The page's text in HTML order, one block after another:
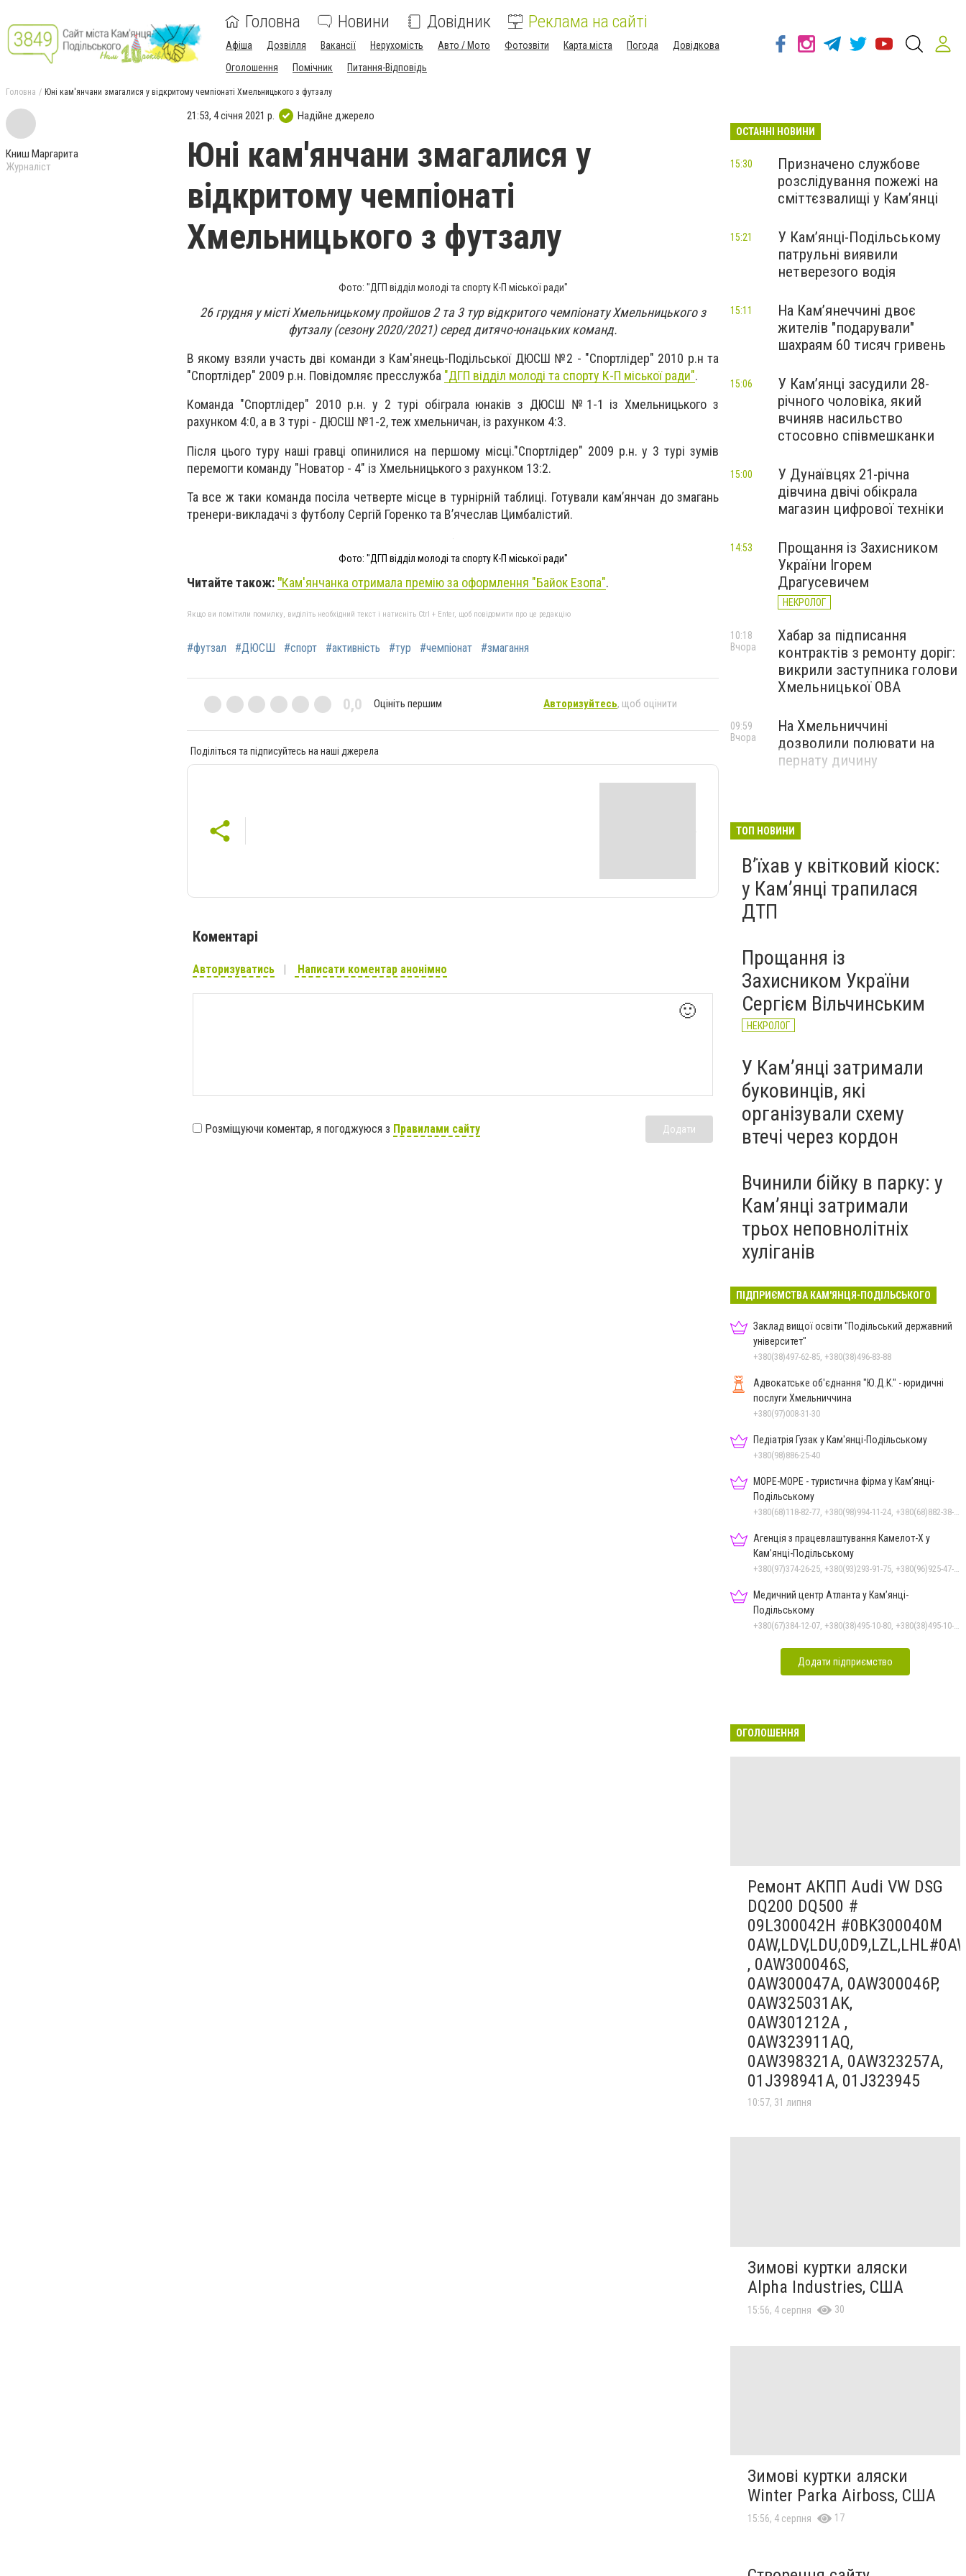
Головна Новини Довідник Реклама на сайті
Афіша Дозвілля Вакансії Нерухомість Авто / Мото Фотозвіти Карта міста Погода
Довідкова
Оголошення
Помічник Питання-Відповідь
Головна Юні кам'янчани змагалися у відкритому чемпіонаті Хмельницького з футзалу
Книш Маргарита
Журналіст
21:53, 4 січня 2021 р. Надійне джерело
Юні кам'янчани змагалися у
відкритому чемпіонаті
Хмельницького з футзалу
Фото: "ДГП відділ молоді та спорту К-П міської ради"
26 грудня у місті Хмельницькому пройшов 2 та 3 тур відкритого чемпіонату Хмельницького з
футзалу (сезону 2020/2021) серед дитячо-юнацьких команд.
В якому взяли участь дві команди з Кам'янець-Подільської ДЮСШ №2 - "Спортлідер" 2010 р.н та
"Спортлідер" 2009 р.н. Повідомляє пресслужба "ДГП відділ молоді та спорту К-П міської ради".
Команда "Спортлідер" 2010 р.н. у 2 турі обіграла юнаків з ДЮСШ №1-1 із Хмельницького з
рахунком 4:0, а в 3 турі - ДЮСШ №1-2, теж хмельничан, із рахунком 4:3.
Після цього туру наші гравці опинилися на першому місці."Спортлідер" 2009 р.н. у 3 турі зумів
перемогти команду "Новатор - 4" із Хмельницького з рахунком 13:2.
Та все ж таки команда посіла четверте місце в турнірній таблиці. Готували кам’янчан до змагань
тренери-викладачі з футболу Сергій Горенко та В’ячеслав Цимбалістий.
Фото: "ДГП відділ молоді та спорту К-П міської ради"
Читайте також: "Кам'янчанка отримала премію за оформлення "Байок Езопа".
Якщо ви помітили помилку, виділіть необхідний текст і натисніть Ctrl + Enter, щоб повідомити про це редакцію
#футзал #ДЮСШ #спорт #активність #тур #чемпіонат #змагання
0,0 Оцініть першим Авторизуйтесь, щоб оцінити
Поділіться та підписуйтесь на наші джерела
Коментарі
Авторизуватись Написати коментар анонімно
🙂
Розміщуючи коментар, я погоджуюся з Правилами сайту Додати
ОСТАННІ НОВИНИ
Призначено службове
розслідування пожежі на
сміттєзвалищі у Кам’янці
15:30
У Кам’янці-Подільському
патрульні виявили
нетверезого водія
15:21
На Камʼянеччині двоє
жителів "подарували"
шахраям 60 тисяч гривень
15:11
У Камʼянці засудили 28-
річного чоловіка, який
вчиняв насильство
стосовно співмешканки
15:06
У Дунаївцях 21-річна
дівчина двічі обікрала
магазин цифрової техніки
15:00
Прощання із Захисником
України Ігорем
Драгусевичем
НЕКРОЛОГ
14:53
Хабар за підписання
контрактів з ремонту доріг:
викрили заступника голови
Хмельницької ОВА
10:18
Вчора
На Хмельниччині
дозволили полювати на
пернату дичину
09:59
Вчора
ТОП НОВИНИ
Вʼїхав у квітковий кіоск:
у Камʼянці трапилася
ДТП
Прощання із
Захисником України
Сергієм Вільчинським
НЕКРОЛОГ
У Кам’янці затримали
буковинців, які
організували схему
втечі через кордон
Вчинили бійку в парку: у
Кам’янці затримали
трьох неповнолітніх
хуліганів
ПІДПРИЄМСТВА КАМ'ЯНЦЯ-ПОДІЛЬСЬКОГО
Заклад вищої освіти "Подільський державний
університет"
+380(38)497-62-85, +380(38)496-83-88
Адвокатське об'єднання "Ю.Д.К." - юридичні
послуги Хмельниччина
+380(97)008-31-30
Педіатрія Гузак у Кам'янці-Подільському
+380(98)886-25-40
МОРЕ-МОРЕ - туристична фірма у Кам’янці-
Подільському
+380(68)118-82-77, +380(98)994-11-24, +380(68)882-38-28
Агенція з працевлаштування Камелот-Х у
Кам’янці-Подільському
+380(97)374-26-25, +380(93)293-91-75, +380(96)925-47-71, +380(73)327-54-83
Медичний центр Атланта у Кам’янці-
Подільському
+380(67)384-12-07, +380(38)495-10-80, +380(38)495-10-70
Додати підприємство
ОГОЛОШЕННЯ
Ремонт АКПП Audi VW DSG
DQ200 DQ500 #
09L300042H #0BK300040M
, 0AW300046S,
0AW300047A, 0AW300046P,
0AW325031AK,
0AW301212A ,
0AW323911AQ,
0AW398321A, 0AW323257A,
01J398941A, 01J323945
10:57, 31 липня
Зимові куртки аляски
Alpha Industries, США
15:56, 4 серпня 30
Зимові куртки аляски
Winter Parka Airboss, США
15:56, 4 серпня 17